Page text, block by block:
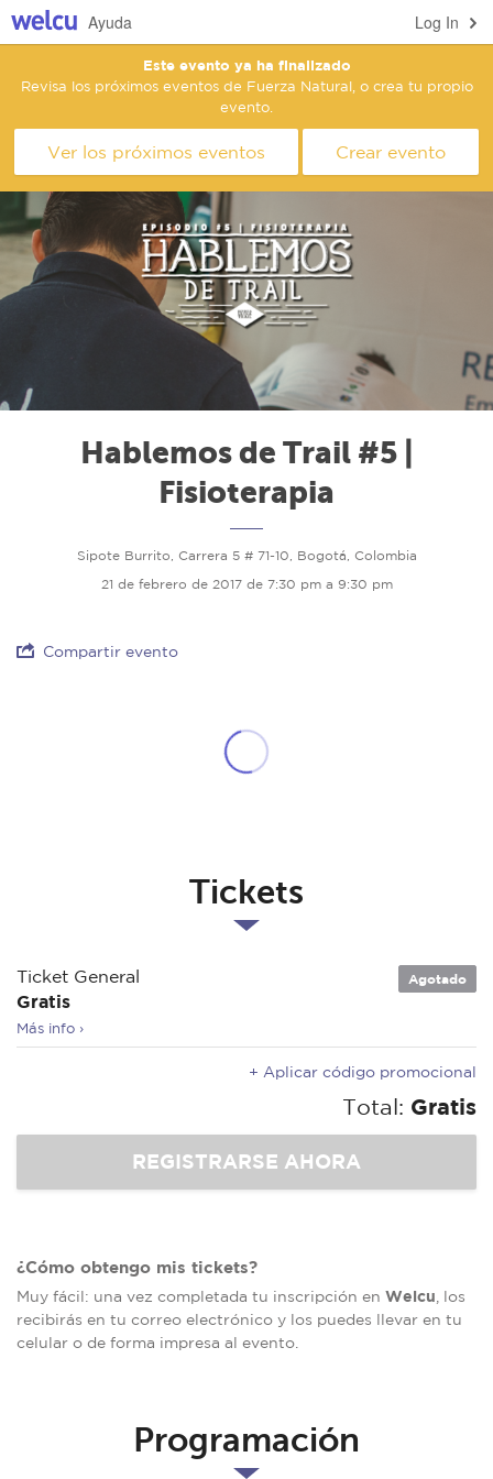
Log In
Ayuda
Este evento ya ha finalizado
Revisa los próximos eventos de Fuerza Natural, o crea tu propio
evento.
Ver los próximos eventos Crear evento
Hablemos de Trail #5 |
Fisioterapia
Sipote Burrito, Carrera 5 # 71-10, Bogotá, Colombia
21 de febrero de 2017 de 7:30 pm a 9:30 pm
Compartir evento
Tickets
Ticket General
Gratis
Más info ›
Agotado
+ Aplicar código promocional
Total: Gratis
¿Cómo obtengo mis tickets?
Muy fácil: una vez completada tu inscripción en Welcu , los
recibirás en tu correo electrónico y los puedes llevar en tu
celular o de forma impresa al evento.
Programación